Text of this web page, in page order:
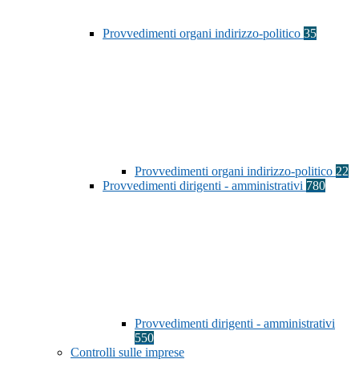
Provvedimenti organi indirizzo-politico 35
Provvedimenti organi indirizzo-politico 22
Provvedimenti dirigenti - amministrativi 780
Provvedimenti dirigenti - amministrativi
550
Controlli sulle imprese